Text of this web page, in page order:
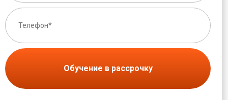
Обучение в рассрочку